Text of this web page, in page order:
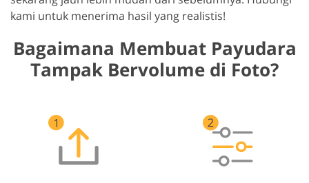
kami untuk menerima hasil yang realistis!
Bagaimana Membuat Payudara
Tampak Bervolume di Foto?